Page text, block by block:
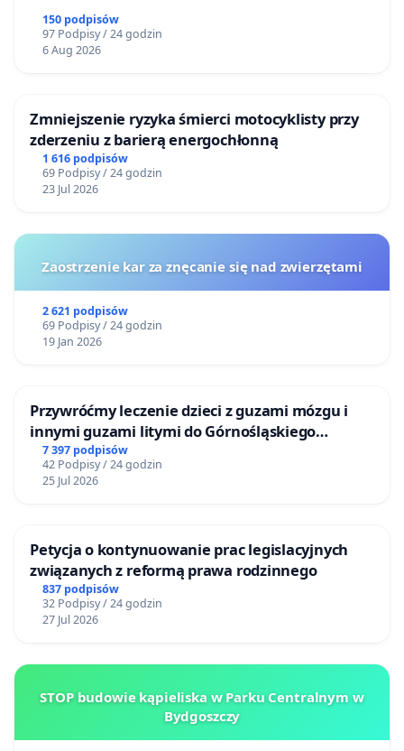
150 podpisów
97 Podpisy / 24 godzin
6 Aug 2026
Zmniejszenie ryzyka śmierci motocyklisty przy
zderzeniu z barierą energochłonną
1 616 podpisów
69 Podpisy / 24 godzin
23 Jul 2026
Zaostrzenie kar za znęcanie się nad zwierzętami
2 621 podpisów
69 Podpisy / 24 godzin
19 Jan 2026
Przywróćmy leczenie dzieci z guzami mózgu i
innymi guzami litymi do Górnośląskiego
Centrum Zdrowia Dziecka w Katowicach
7 397 podpisów
42 Podpisy / 24 godzin
25 Jul 2026
Petycja o kontynuowanie prac legislacyjnych
związanych z reformą prawa rodzinnego
837 podpisów
32 Podpisy / 24 godzin
27 Jul 2026
STOP budowie kąpieliska w Parku Centralnym w
Bydgoszczy